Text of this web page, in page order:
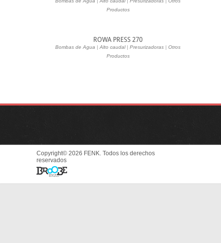
Productos
ROWA PRESS 270
Bombas de Agua | Alto caudal| Presurizadoras | Otros
Productos
Copyright© 2026 FENK. Todos los derechos
reservados